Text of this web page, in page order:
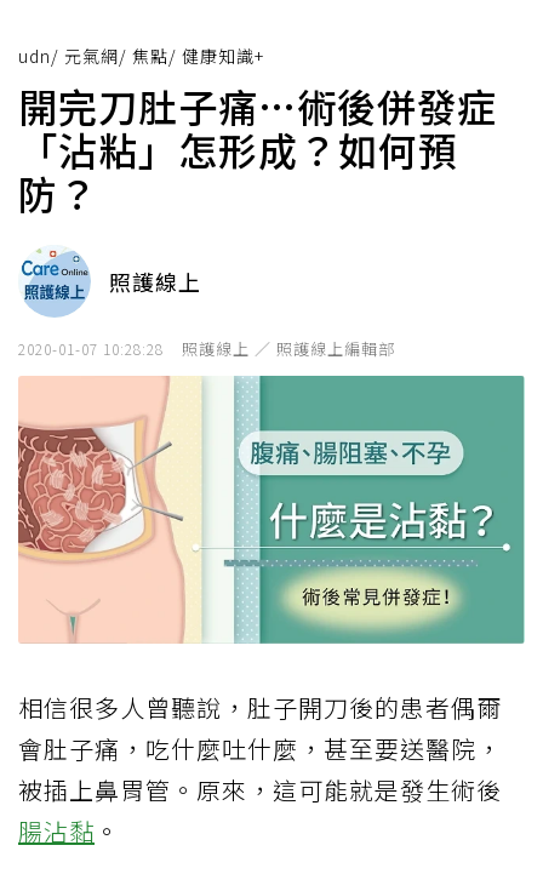
udn/ 元氣網/ 焦點/ 健康知識+
開完刀肚子痛…術後併發症
「沾粘」怎形成？如何預
防？
照護線上
2020-01-07 10:28:28 照護線上 ／ 照護線上編輯部
相信很多人曾聽說，肚子開刀後的患者偶爾
會肚子痛，吃什麼吐什麼，甚至要送醫院，
被插上鼻胃管。原來，這可能就是發生術後
腸沾黏 。